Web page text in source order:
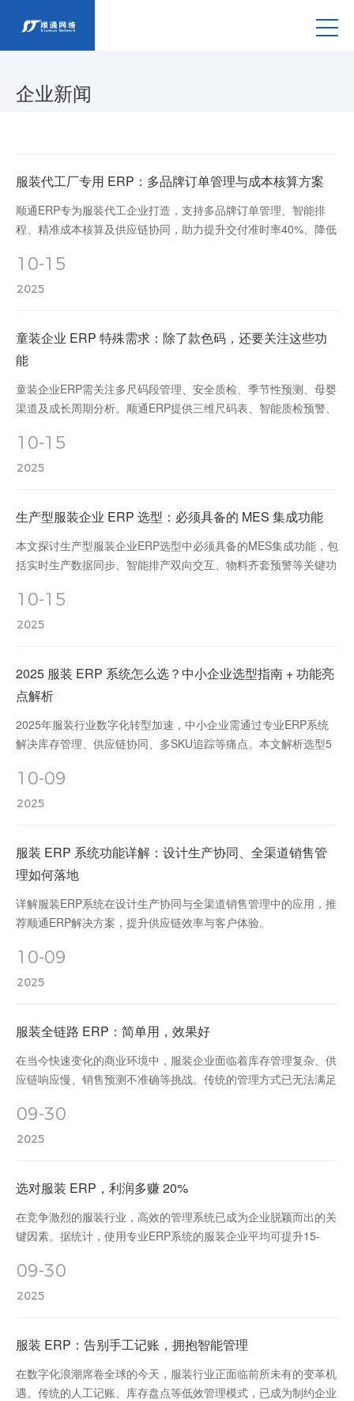
企业新闻
服装代工厂专用 ERP：多品牌订单管理与成本核算方案
顺通ERP专为服装代工企业打造，支持多品牌订单管理、智能排
程、精准成本核算及供应链协同，助力提升交付准时率40%、降低
10-15
2025
童装企业 ERP 特殊需求：除了款色码，还要关注这些功
能
童装企业ERP需关注多尺码段管理、安全质检、季节性预测、母婴
渠道及成长周期分析。顺通ERP提供三维尺码表、智能质检预警、
转天数与质检不合格率。
10-15
2025
生产型服装企业 ERP 选型：必须具备的 MES 集成功能
本文探讨生产型服装企业ERP选型中必须具备的MES集成功能，包
括实时生产数据同步、智能排产双向交互、物料齐套预警等关键功
管理。
10-15
2025
2025 服装 ERP 系统怎么选？中小企业选型指南 + 功能亮
点解析
2025年服装行业数字化转型加速，中小企业需通过专业ERP系统
解决库存管理、供应链协同、多SKU追踪等痛点。本文解析选型5
企业高效数字化转型。
10-09
2025
服装 ERP 系统功能详解：设计生产协同、全渠道销售管
理如何落地
详解服装ERP系统在设计生产协同与全渠道销售管理中的应用，推
荐顺通ERP解决方案，提升供应链效率与客户体验。
10-09
2025
服装全链路 ERP：简单用，效果好
在当今快速变化的商业环境中，服装企业面临着库存管理复杂、供
应链响应慢、销售预测不准确等挑战。传统的管理方式已无法满足
型的必由之路。
09-30
2025
选对服装 ERP，利润多赚 20%
在竞争激烈的服装行业，高效的管理系统已成为企业脱颖而出的关
键因素。据统计，使用专业ERP系统的服装企业平均可提升15-
09-30
2025
服装 ERP：告别手工记账，拥抱智能管理
在数字化浪潮席卷全球的今天，服装行业正面临前所未有的变革机
遇。传统的人工记账、库存盘点等低效管理模式，已成为制约企业